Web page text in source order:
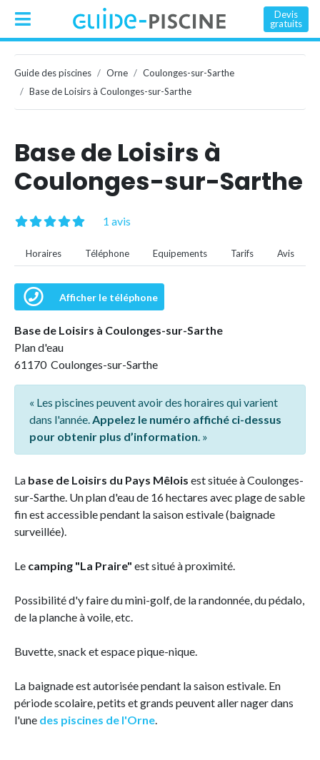
Devis
gratuits
Guide des piscines Orne
Coulonges-sur-Sarthe
Base de Loisirs à Coulonges-sur-Sarthe
Base de Loisirs à
Coulonges-sur-Sarthe
1 avis
Horaires Téléphone Equipements Tarifs Avis
Afficher le téléphone
Base de Loisirs à Coulonges-sur-Sarthe
Plan d'eau
61170 Coulonges-sur-Sarthe
« Les piscines peuvent avoir des horaires qui varient
dans l'année.Appelez le numéro affiché ci-dessus
pour obtenir plus d’information. »
La base de Loisirs du Pays Mêlois est située à Coulonges-
sur-Sarthe. Un plan d'eau de 16 hectares avec plage de sable
fin est accessible pendant la saison estivale (baignade
surveillée).
Le camping "La Praire" est situé à proximité.
Possibilité d'y faire du mini-golf, de la randonnée, du pédalo,
de la planche à voile, etc.
Buvette, snack et espace pique-nique.
La baignade est autorisée pendant la saison estivale. En
période scolaire, petits et grands peuvent aller nager dans
l'une des piscines de l'Orne.